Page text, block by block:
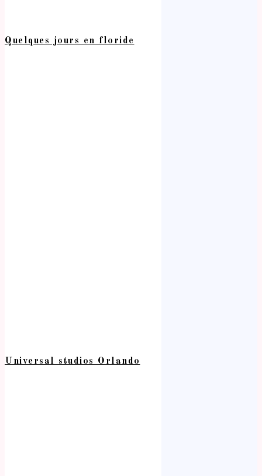
Quelques jours en floride
Universal studios Orlando